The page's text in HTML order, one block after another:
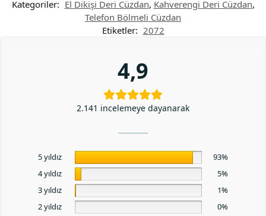
Kategoriler: El Dikişi Deri Cüzdan, Kahverengi Deri Cüzdan,
Telefon Bölmeli Cüzdan
Etiketler: 2072
4,9
2.141 incelemeye dayanarak
5 yıldız
93%
4 yıldız
5%
3 yıldız
1%
2 yıldız
0%